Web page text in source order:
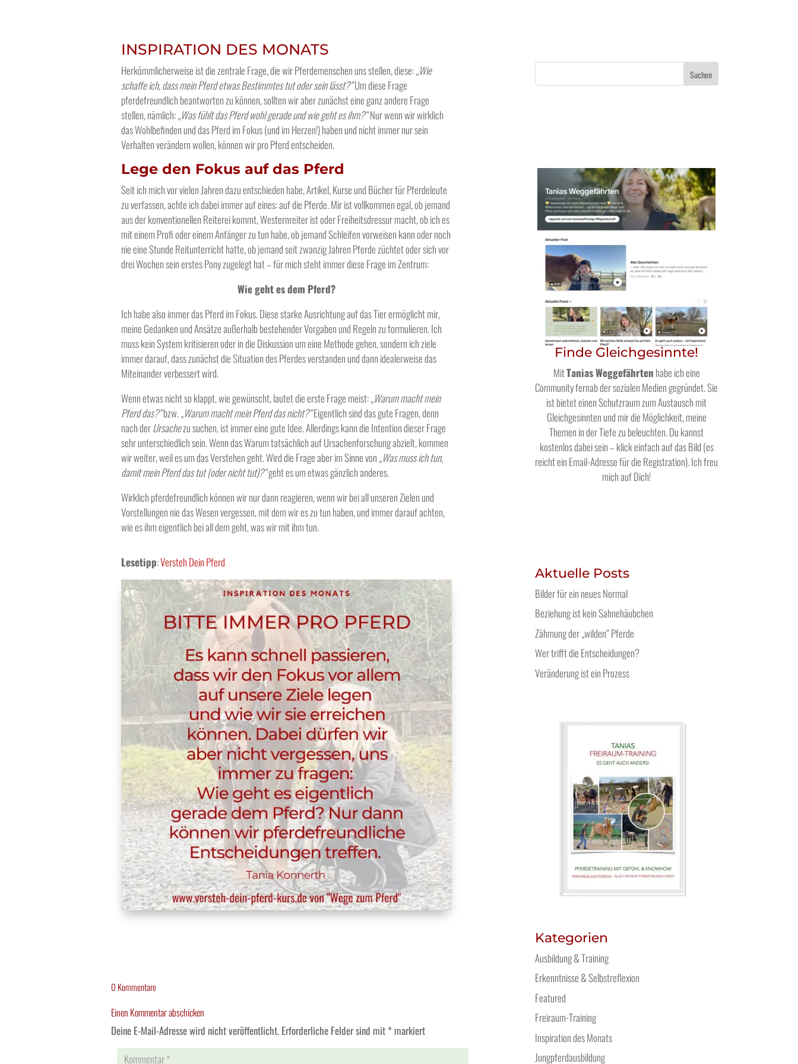
INSPIRATION DES MONATS
Herkömmlicherweise ist die zentrale Frage, die wir Pferdemenschen uns stellen, diese:„Wie
schaffe ich, dass mein Pferd etwas Bestimmtes tut oder sein lässt?“Um diese Frage
pferdefreundlich beantworten zu können, sollten wir aber zunächst eine ganz andere Frage
stellen, nämlich:„Was fühlt das Pferd wohl gerade und wie geht es ihm?“Nur wenn wir wirklich
das Wohlbefinden und das Pferd im Fokus (und im Herzen!) haben und nicht immer nur sein
Verhalten verändern wollen, können wir pro Pferd entscheiden.
Lege den Fokus auf das Pferd
Seit ich mich vor vielen Jahren dazu entschieden habe, Artikel, Kurse und Bücher für Pferdeleute
zu verfassen, achte ich dabei immer auf eines: auf die Pferde. Mir ist vollkommen egal, ob jemand
aus der konventionellen Reiterei kommt, Westernreiter ist oder Freiheitsdressur macht, ob ich es
mit einem Profi oder einem Anfänger zu tun habe, ob jemand Schleifen vorweisen kann oder noch
nie eine Stunde Reitunterricht hatte, ob jemand seit zwanzig Jahren Pferde züchtet oder sich vor
drei Wochen sein erstes Pony zugelegt hat – für mich steht immer diese Frage im Zentrum:
Wie geht es dem Pferd?
Ich habe also immer das Pferd im Fokus. Diese starke Ausrichtung auf das Tier ermöglicht mir,
meine Gedanken und Ansätze außerhalb bestehender Vorgaben und Regeln zu formulieren. Ich
muss kein System kritisieren oder in die Diskussion um eine Methode gehen, sondern ich ziele
immer darauf, dass zunächst die Situation des Pferdes verstanden und dann idealerweise das
Miteinander verbessert wird.
Wenn etwas nicht so klappt, wie gewünscht, lautet die erste Frage meist: „Warum macht mein
Pferd das?“bzw.„Warum macht mein Pferd das nicht?“Eigentlich sind das gute Fragen, denn
nach derUrsachezu suchen, ist immer eine gute Idee. Allerdings kann die Intention dieser Frage
sehr unterschiedlich sein. Wenn das Warum tatsächlich auf Ursachenforschung abzielt, kommen
wir weiter, weil es um das Verstehen geht. Wird die Frage aber im Sinne von „Was muss ich tun,
damit mein Pferd das tut (oder nicht tut)?“geht es um etwas gänzlich anderes.
Wirklich pferdefreundlich können wir nur dann reagieren, wenn wir bei all unseren Zielen und
Vorstellungen nie das Wesen vergessen, mit dem wir es zu tun haben, und immer darauf achten,
wie es ihm eigentlich bei all dem geht, was wir mit ihm tun.
Lesetipp:Versteh Dein Pferd
0 Kommentare
Einen Kommentar abschicken
Deine E-Mail-Adresse wird nicht veröffentlicht. Erforderliche Felder sind mit *markiert
Suchen
Finde Gleichgesinnte!
MitTanias Weggefährten habe ich eine
Community fernab der sozialen Medien gegründet. Sie
ist bietet einen Schutzraum zum Austausch mit
Gleichgesinnten und mir die Möglichkeit, meine
Themen in der Tiefe zu beleuchten. Du kannst
kostenlos dabei sein – klick einfach auf das Bild (es
reicht ein Email-Adresse für die Registration). Ich freu
mich auf Dich!
Aktuelle Posts
Bilder für ein neues Normal
Beziehung ist kein Sahnehäubchen
Zähmung der „wilden“ Pferde
Wer trifft die Entscheidungen?
Veränderung ist ein Prozess
Kategorien
Ausbildung & Training
Erkenntnisse & Selbstreflexion
Featured
Freiraum-Training
Inspiration des Monats
Jungpferdausbildung